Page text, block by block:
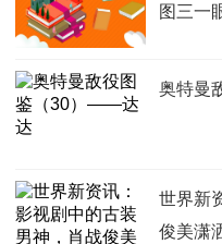
图三一
奥特曼
世界新
俊美潇